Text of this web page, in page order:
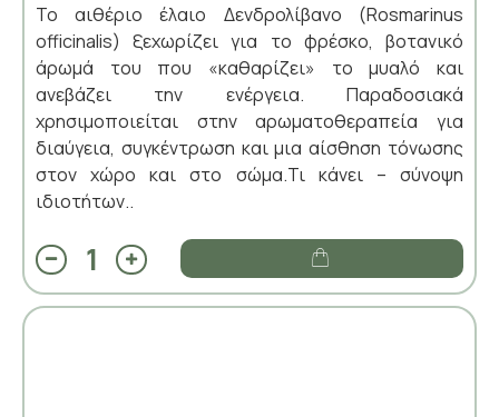
Το αιθέριο έλαιο Δενδρολίβανο (Rosmarinus
officinalis) ξεχωρίζει για το φρέσκο, βοτανικό
άρωμά του που «καθαρίζει» το μυαλό και
ανεβάζει την ενέργεια. Παραδοσιακά
χρησιμοποιείται στην αρωματοθεραπεία για
διαύγεια, συγκέντρωση και μια αίσθηση τόνωσης
στον χώρο και στο σώμα.Τι κάνει – σύνοψη
ιδιοτήτων..